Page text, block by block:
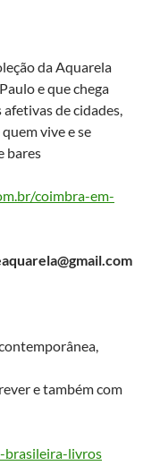
da Aquarela
e que chega
de cidades,
vive e se
bares
coimbra-em-
e também com
brasileira-livros